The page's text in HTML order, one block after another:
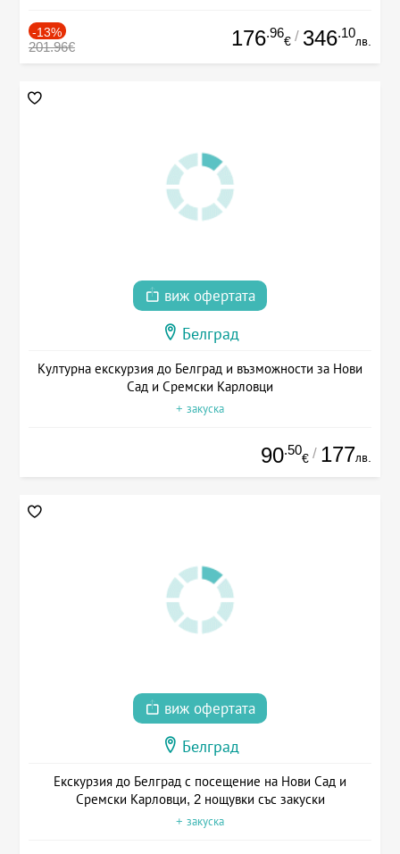
-13%
201.96€ 176.96
€ / 346.10
лв.
виж офертата
Белград
Културна екскурзия до Белград и възможности за Нови
Сад и Сремски Карловци
+ закуска
90.50
€ / 177лв.
виж офертата
Белград
Екскурзия до Белград с посещение на Нови Сад и
Сремски Карловци, 2 нощувки със закуски
+ закуска